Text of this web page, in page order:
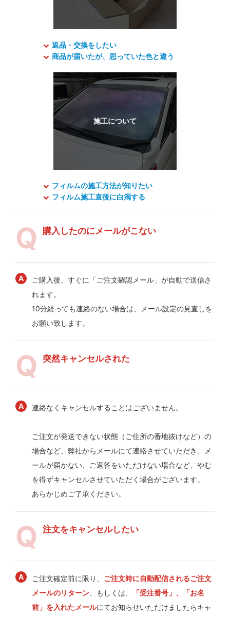
返品・交換をしたい
商品が届いたが、思っていた色と違う
フィルムの施工方法が知りたい
フィルム施工直後に白濁する
購入したのにメールがこない
ご購入後、すぐに「ご注文確認メール」が自動で送信さ
れます。
10分経っても連絡のない場合は、メール設定の見直しを
お願い致します。
突然キャンセルされた
連絡なくキャンセルすることはございません。
ご注文が発送できない状態（ご住所の番地抜けなど）の
場合など、弊社からメールにて連絡させていただき、メ
ールが届かない、ご返答をいただけない場合など、やむ
を得ずキャンセルさせていただく場合がございます。
あらかじめご了承ください。
注文をキャンセルしたい
ご注文確定前に限り、 ご注文時に自動配信されるご注文
メールのリターン 、もしくは、
「受注番号」、「お名
前」を入れたメールにてお知らせいただけましたらキャ